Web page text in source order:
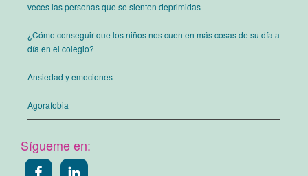
veces las personas que se sienten deprimidas
¿Cómo conseguir que los niños nos cuenten más cosas de su día a
día en el colegio?
Ansiedad y emociones
Agorafobia
Sígueme en: